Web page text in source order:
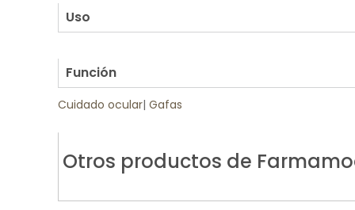
Uso
Función
Cuidado ocular| Gafas
Otros productos de